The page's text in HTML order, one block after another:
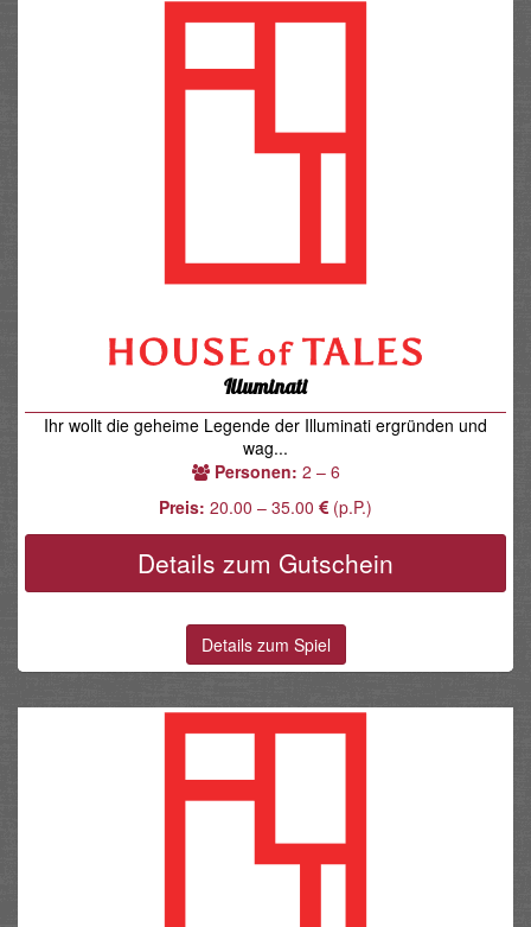
Illuminati
Ihr wollt die geheime Legende der Illuminati ergründen und
wag...
Personen: 2 – 6
Preis: 20.00 – 35.00 (p.P.)
Details zum Gutschein
Details zum Spiel